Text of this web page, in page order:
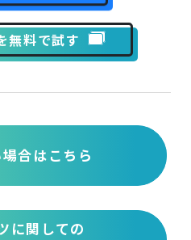
無料で試す
合はこちら
に関しての